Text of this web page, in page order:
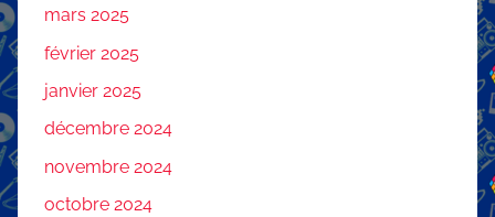
mars 2025
février 2025
janvier 2025
décembre 2024
novembre 2024
octobre 2024